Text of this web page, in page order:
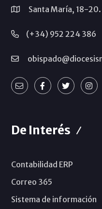
Santa María, 18-
(+34) 952 224 386
De Interés
Contabilidad ERP
Correo 365
Sistema de información